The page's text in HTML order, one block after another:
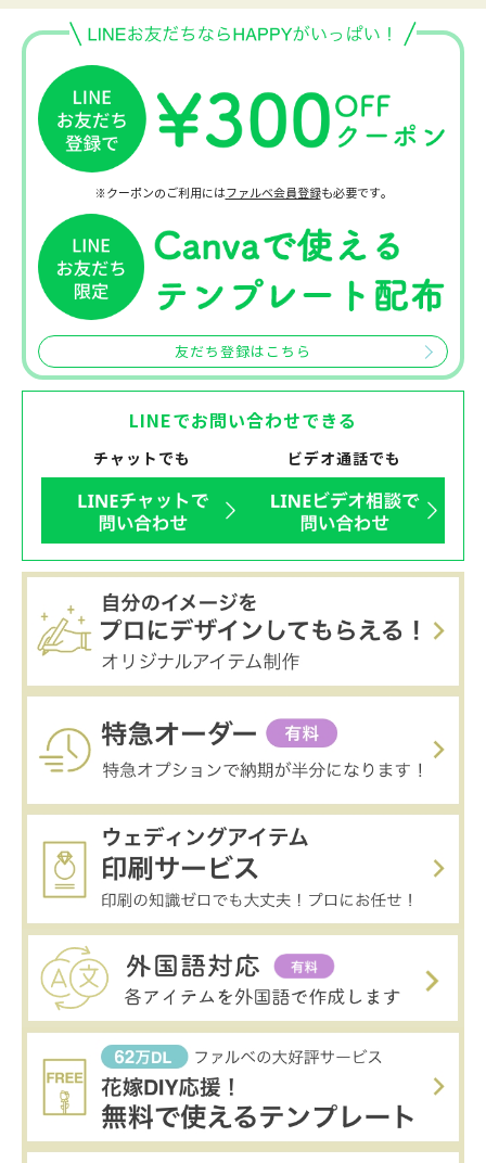
※クーポンのご利用にはファルベ会員登録も必要です。
友だち登録はこちら
LINEでお問い合わせできる
チャットでも ビデオ通話でも